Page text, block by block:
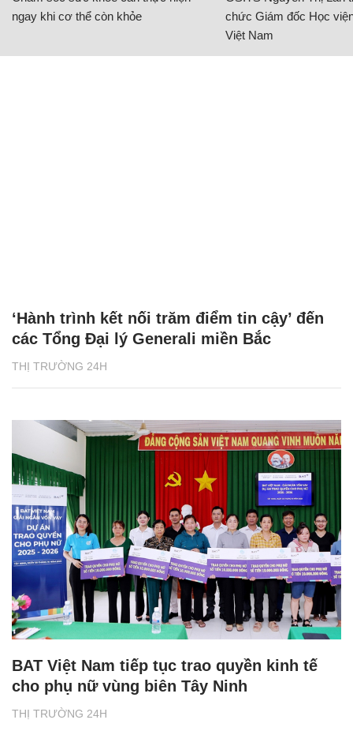
ngay khi cơ thể còn khỏe
chức Giám đốc Học
Việt Nam
THỊ TRƯỜNG 24H
‘Hành trình kết nối trăm điểm tin cậy’ đến
các Tổng Đại lý Generali miền Bắc
THỊ TRƯỜNG 24H
BAT Việt Nam tiếp tục trao quyền kinh tế
cho phụ nữ vùng biên Tây Ninh